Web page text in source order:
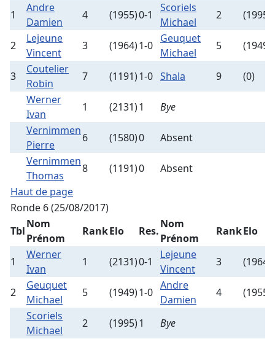
1
Andre
Damien
4 (1955)0-1
Scoriels
Michael
2 (1995)
2
Lejeune
Vincent
3 (1964)1-0
Geuquet
Michael
5 (1949)
3
Coutelier
Robin
7 (1191)1-0 Shala 9
(0)
Werner
Ivan
1 (2131)1
Bye
Vernimmen
Pierre
6 (1580)0
Absent
Vernimmen
Thomas
8 (1191)0
Absent
Haut de page
Ronde 6 (25/08/2017)
Tbl
Nom
Prénom
RankElo Res.
Nom
Prénom
RankElo
1
Werner
Ivan
1 (2131)0-1
Lejeune
Vincent
3 (1964)
2
Geuquet
Michael
5 (1949)1-0
Andre
Damien
4
(1955)
Scoriels
Michael
2 (1995)1
Bye